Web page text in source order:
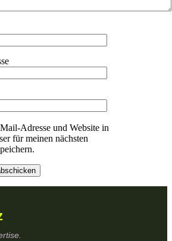
Adresse und Website in
für meinen nächsten